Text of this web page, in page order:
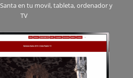
en tu movil, tableta, ordenador y
TV